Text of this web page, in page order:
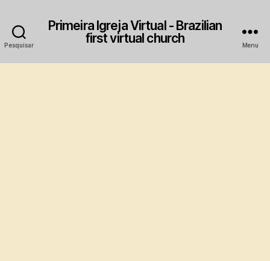
Pesquisar
Primeira Igreja Virtual - Brazilian
first virtual church
Menu